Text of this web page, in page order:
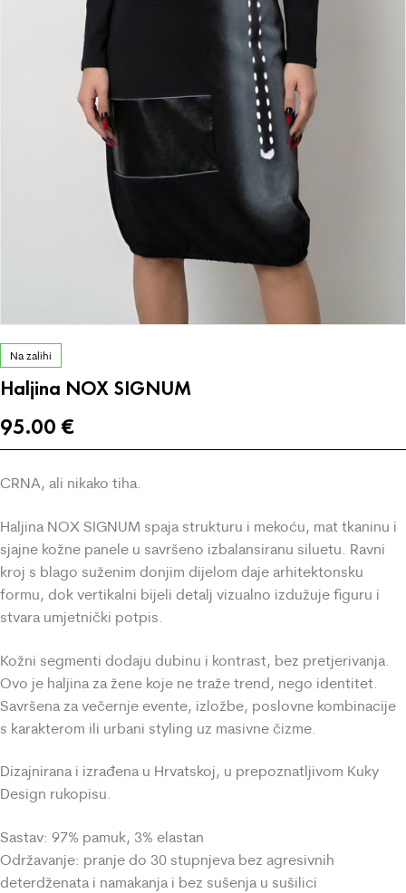
Na zalihi
Haljina NOX SIGNUM
95.00€
CRNA, ali nikako tiha.
Haljina NOX SIGNUM spaja strukturu i mekoću, mat tkaninu i
sjajne kožne panele u savršeno izbalansiranu siluetu. Ravni
kroj s blago suženim donjim dijelom daje arhitektonsku
formu, dok vertikalni bijeli detalj vizualno izdužuje figuru i
stvara umjetnički potpis.
Kožni segmenti dodaju dubinu i kontrast, bez pretjerivanja.
Ovo je haljina za žene koje ne traže trend, nego identitet.
Savršena za večernje evente, izložbe, poslovne kombinacije
s karakterom ili urbani styling uz masivne čizme.
Dizajnirana i izrađena u Hrvatskoj, u prepoznatljivom Kuky
Design rukopisu.
Sastav: 97% pamuk, 3% elastan
Održavanje: pranje do 30 stupnjeva bez agresivnih
deterdženata i namakanja i bez sušenja u sušilici